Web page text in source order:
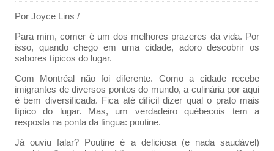
Por Joyce Lins /
Para mim, comer é um dos melhores prazeres da vida. Por
isso, quando chego em uma cidade, adoro descobrir os
sabores típicos do lugar.
Com Montréal não foi diferente. Como a cidade recebe
imigrantes de diversos pontos do mundo, a culinária por aqui
é bem diversificada. Fica até difícil dizer qual o prato mais
típico do lugar. Mas, um verdadeiro québecois tem a
resposta na ponta da língua: poutine.
Já ouviu falar? Poutine é a deliciosa (e nada saudável)